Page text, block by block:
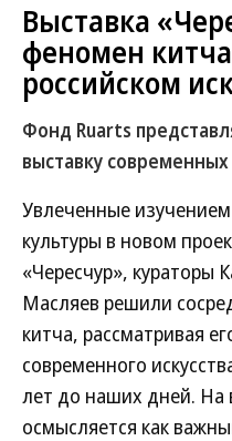
Выставка
феномен
российском
Фонд Ruarts
выставку
Увлеченные
культуры в новом
«Чересчур», кураторы
Масляев решили
китча, рассматривая
современного
лет до наших дней. На
осмысляется как